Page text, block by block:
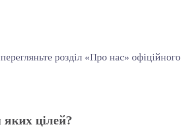
розділ «Про нас» офіційного
цілей?